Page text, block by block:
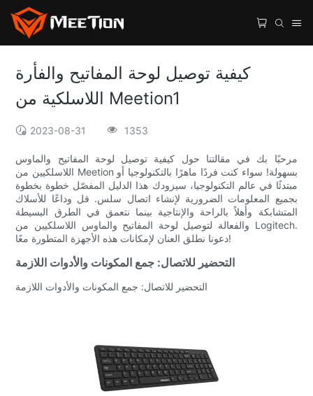
كيفية توصيل لوحة المفاتيح والفأرة
اللاسلكية من Meetion1
2023-08-31 1353
مرحبًا بك في مقالتنا حول كيفية توصيل لوحة المفاتيح والماوس
اللاسلكيين من Meetion بسهولة! سواء كنت فردًا ماهرًا بالتكنولوجيا أو
مبتدئًا في عالم التكنولوجيا، سيزودك هذا الدليل المفصّل خطوة بخطوة
بجميع المعلومات الضرورية لإنشاء اتصال سلس. قل وداعًا للأسلاك
المتشابكة وأهلاً بالراحة والإنتاجية بينما نتعمق في الطرق البسيطة
والفعالة لتوصيل لوحة المفاتيح والماوس اللاسلكيين من Logitech.
دعونا نطلق العنان لإمكانات هذه الأجهزة المتطورة معًا!
التحضير للاتصال: جمع المكونات والأدوات اللازمة
التحضير للاتصال: جمع المكونات والأدوات اللازمة